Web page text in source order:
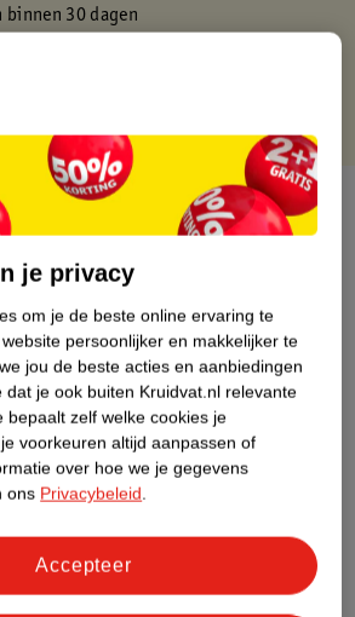
binnen 30 dagen
Dit product heeft (nog) geen Nature
Impact Score.
Meer informatie
je privacy
om je de beste online ervaring te
persoonlijker en makkelijker te
jou de beste acties en aanbiedingen
je ook buiten Kruidvat.nl relevante
bepaalt zelf welke cookies je
voorkeuren altijd aanpassen of
over hoe we je gegevens
ons Privacybeleid.
Accepteer